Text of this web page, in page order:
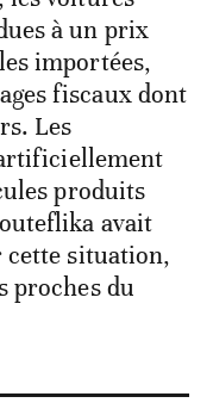
à un prix
importées,
fiscaux dont
Les
produits
avait
situation,
proches du